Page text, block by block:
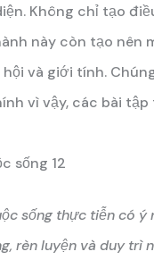
Không chỉ tạo
này còn tạo nên
và giới tính.
vì vậy, các bài
sống thực tiễn có
rèn luyện và duy trì